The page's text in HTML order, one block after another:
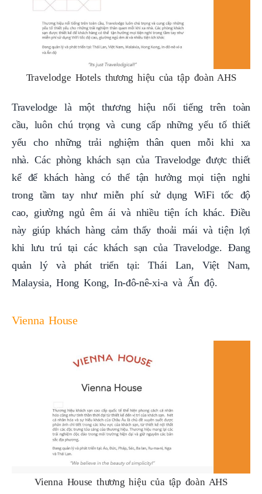
Travelodge Hotels thương hiệu của tập đoàn AHS
Travelodge là một thương hiệu nổi tiếng trên toàn
cầu, luôn chú trọng và cung cấp những yếu tố thiết
yếu cho những trải nghiệm thân quen mỗi khi xa
nhà. Các phòng khách sạn của Travelodge được thiết
kế để khách hàng có thể tận hưởng mọi tiện nghi
trong tầm tay như miễn phí sử dụng WiFi tốc độ
cao, giường ngủ êm ái và nhiều tiện ích khác. Điều
này giúp khách hàng cảm thấy thoải mái và tiện lợi
khi lưu trú tại các khách sạn của Travelodge. Đang
quản lý và phát triển tại: Thái Lan, Việt Nam,
Malaysia, Hong Kong, In-đô-nê-xi-a và Ấn độ.
Vienna House
Vienna House thương hiệu của tập đoàn AHS